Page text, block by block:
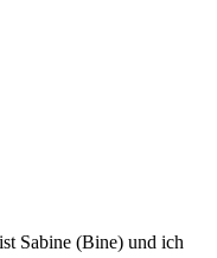
Sabine (Bine) und ich